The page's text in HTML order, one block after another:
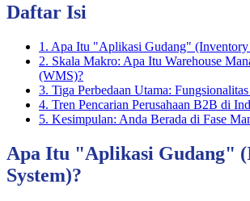
Daftar Isi
1. Apa Itu "Aplikasi Gudang" (Inventory
2. Skala Makro: Apa Itu Warehouse
(WMS)?
3. Tiga Perbedaan Utama:
4. Tren Pencarian Perusahaan B2B di
5. Kesimpulan: Anda Berada di Fase
Apa Itu "Aplikasi Gudang"
System)?